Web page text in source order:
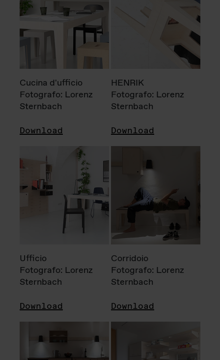
Cucina d'ufficio
Fotografo: Lorenz
Sternbach
Download
HENRIK
Fotografo: Lorenz
Sternbach
Download
Ufficio
Fotografo: Lorenz
Sternbach
Download
Corridoio
Fotografo: Lorenz
Sternbach
Download